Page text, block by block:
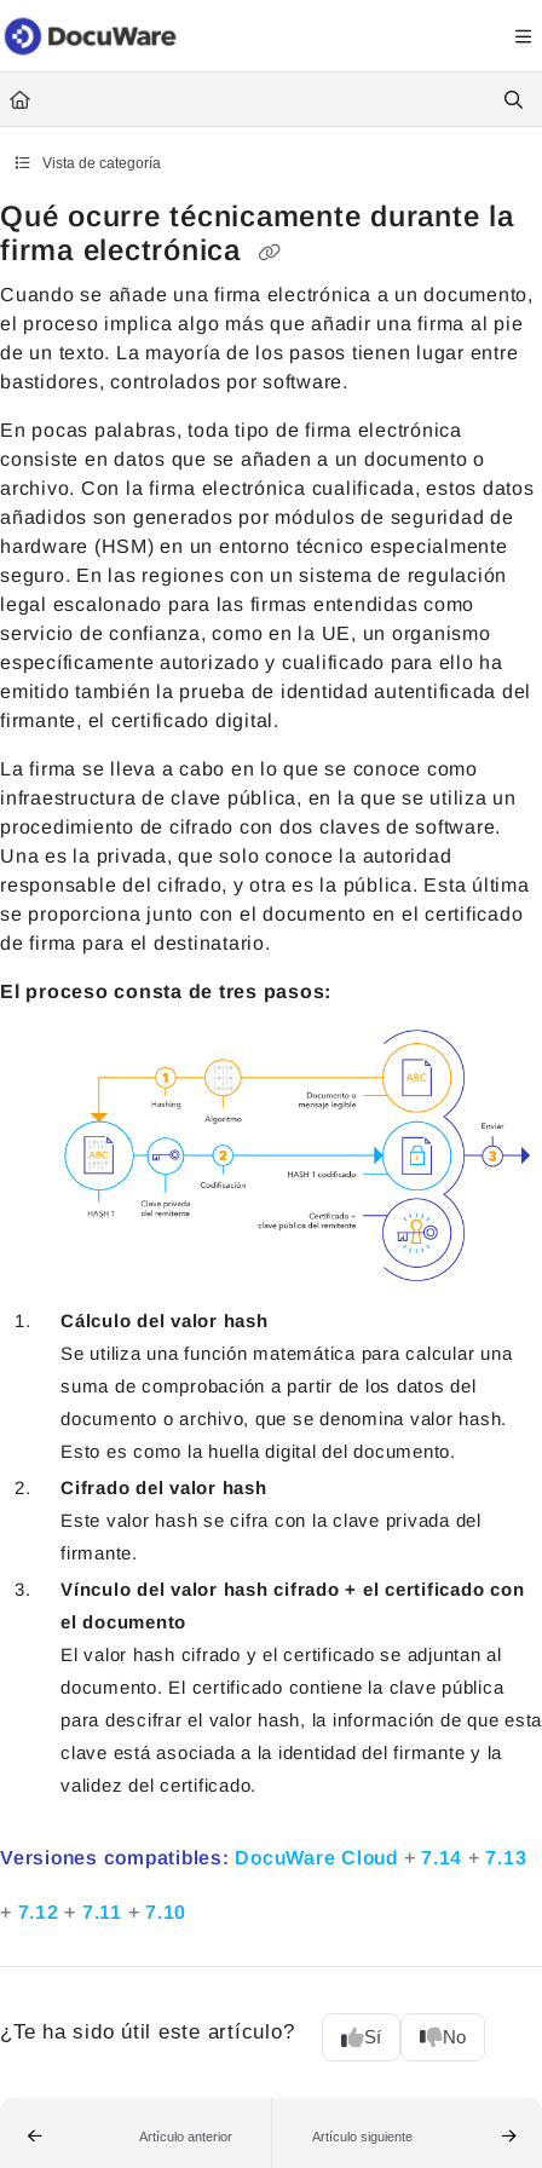
Documentation Index
Fetch the complete documentation index at: https://
Use this file to discover all available pages before exploring further.
Vista de categoría
Qué ocurre técnicamente durante la
firma electrónica
Cuando se añade una firma electrónica a un documento,
el proceso implica algo más que añadir una firma al pie
de un texto. La mayoría de los pasos tienen lugar entre
bastidores, controlados por software.
En pocas palabras, toda tipo de firma electrónica
consiste en datos que se añaden a un documento o
archivo. Con la firma electrónica cualificada, estos datos
añadidos son generados por módulos de seguridad de
hardware (HSM) en un entorno técnico especialmente
seguro. En las regiones con un sistema de regulación
legal escalonado para las firmas entendidas como
servicio de confianza, como en la UE, un organismo
específicamente autorizado y cualificado para ello ha
emitido también la prueba de identidad autentificada del
firmante, el certificado digital.
La firma se lleva a cabo en lo que se conoce como
infraestructura de clave pública, en la que se utiliza un
procedimiento de cifrado con dos claves de software.
Una es la privada, que solo conoce la autoridad
responsable del cifrado, y otra es la pública. Esta última
se proporciona junto con el documento en el certificado
de firma para el destinatario.
El proceso consta de tres pasos:
Cálculo del valor hash
Se utiliza una función matemática para calcular una
suma de comprobación a partir de los datos del
documento o archivo, que se denomina valor hash.
Esto es como la huella digital del documento.
Cifrado del valor hash
Este valor hash se cifra con la clave privada del
firmante.
Vínculo del valor hash cifrado + el certificado con
el documento
El valor hash cifrado y el certificado se adjuntan al
documento. El certificado contiene la clave pública
para descifrar el valor hash, la información de que esta
clave está asociada a la identidad del firmante y la
validez del certificado.
Versiones compatibles: DocuWare Cloud + 7.14 +7.13
+ 7.12+ 7.11 + 7.10
¿Te ha sido útil este artículo? Sí No
Artículo anterior Artículo siguiente